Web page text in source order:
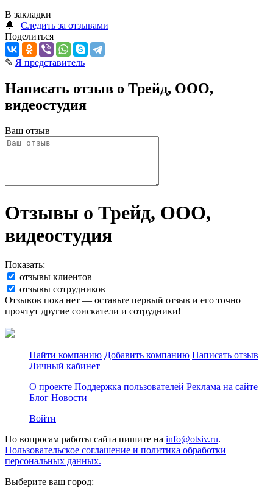
В закладки
🔔
Следить за отзывами
Поделиться
✎ Я представитель
Написать отзыв о Трейд, ООО,
видеостудия
Ваш отзыв
Отзывы о Трейд, ООО,
видеостудия
Показать:
отзывы клиентов
отзывы сотрудников
Отзывов пока нет — оставьте первый отзыв и его точно
прочтут другие соискатели и сотрудники!
Найти компанию Добавить компанию Написать отзыв
Личный кабинет
О проекте Поддержка пользователей Реклама на сайте
Блог Новости
Войти
По вопросам работы сайта пишите на info@otsiv.ru.
Пользовательское соглашение и политика обработки
персональных данных.
Выберите ваш город: